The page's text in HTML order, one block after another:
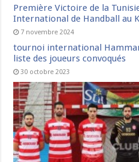
Première Victoire de la
International de Handball au
7 novembre 2024
tournoi international
liste des joueurs convoqués
30 octobre 2023